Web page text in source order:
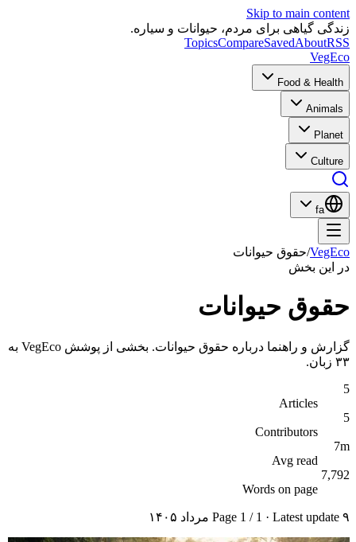
Skip to main content
زندگی گیاهی برای مردم، حیوانات و سیاره.
TopicsCompareSavedAboutRSS
VegEco
Food & Health
Animals
Planet
Culture
fa
VegEco
/حقوق حیوانات
در این بخش
حقوق حیوانات
گزارش و راهنما درباره حقوق حیوانات. بخشی از پوشش VegEco به
۳۳ زبان.
5
Articles
5
Contributors
7m
Avg read
7,792
Words on page
Page 1 / 1 · Latest update ۹ مرداد ۱۴۰۵